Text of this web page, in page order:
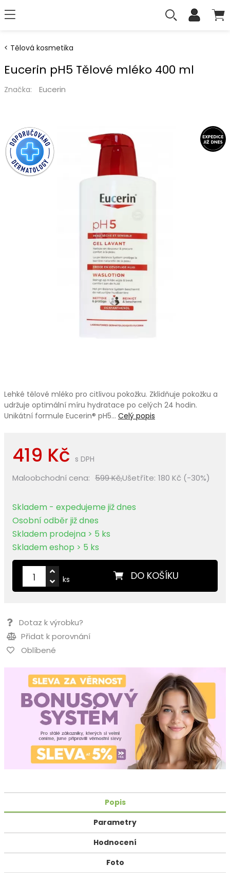
Tělová kosmetika
Eucerin pH5 Tělové mléko 400 ml
Značka: Eucerin
Lehké tělové mléko pro citlivou pokožku. Zklidňuje pokožku a
udržuje optimální míru hydratace po celých 24 hodin.
Unikátní formule Eucerin® pH5… Celý popis
419 Kč s DPH
Maloobchodní cena: 599 Kč,Ušetříte: 180 Kč (-30%)
Skladem - expedujeme již dnes
Osobní odběr již dnes
Skladem prodejna > 5 ks
Skladem eshop > 5 ks
DO KOŠÍKU
ks
Dotaz k výrobku?
Přidat k porovnání
Oblíbené
Popis
Parametry
Hodnocení
Foto